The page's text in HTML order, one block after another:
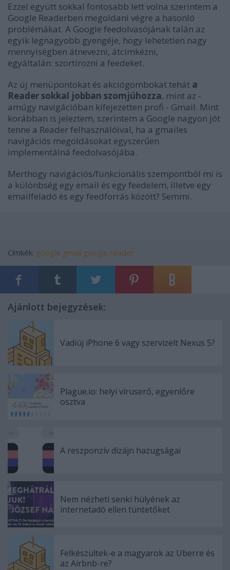
Ezzel együtt sokkal fontosabb lett volna szerintem a
Google Readerben megoldani végre a hasonló
problémákat. A Google feedolvasójának talán az
egyik legnagyobb gyengéje, hogy lehetetlen nagy
mennyiségben átnevezni, átcímkézni,
egyáltalán: szortírozni a feedeket.
Az új menüpontokat és akciógombokat tehát a
Reader sokkal jobban szomjúhozza, mint az -
amúgy navigációban kifejezetten profi - Gmail. Mint
korábban is jeleztem, szerintem a Google nagyon jót
tenne a Reader felhasználóival, ha a gmailes
navigációs megoldásokat egyszerűen
implementálná feedolvasójába.
Merthogy navigációs/funkcionális szempontból mi is
a különbség egy email és egy feedelem, illetve egy
emailfeladó és egy feedforrás között? Semmi.
Címkék: google gmail google reader
Ajánlott bejegyzések:
Vadiúj iPhone 6 vagy szervizelt Nexus 5?
Plague.io: helyi víruserő, egyenlőre
osztva
A reszponzív dizájn hazugságai
Nem nézheti senki hülyének az
internetadó ellen tüntetőket
Felkészültek-e a magyarok az Uberre és
az Airbnb-re?